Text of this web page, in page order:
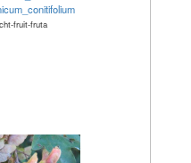
fruit-fruta